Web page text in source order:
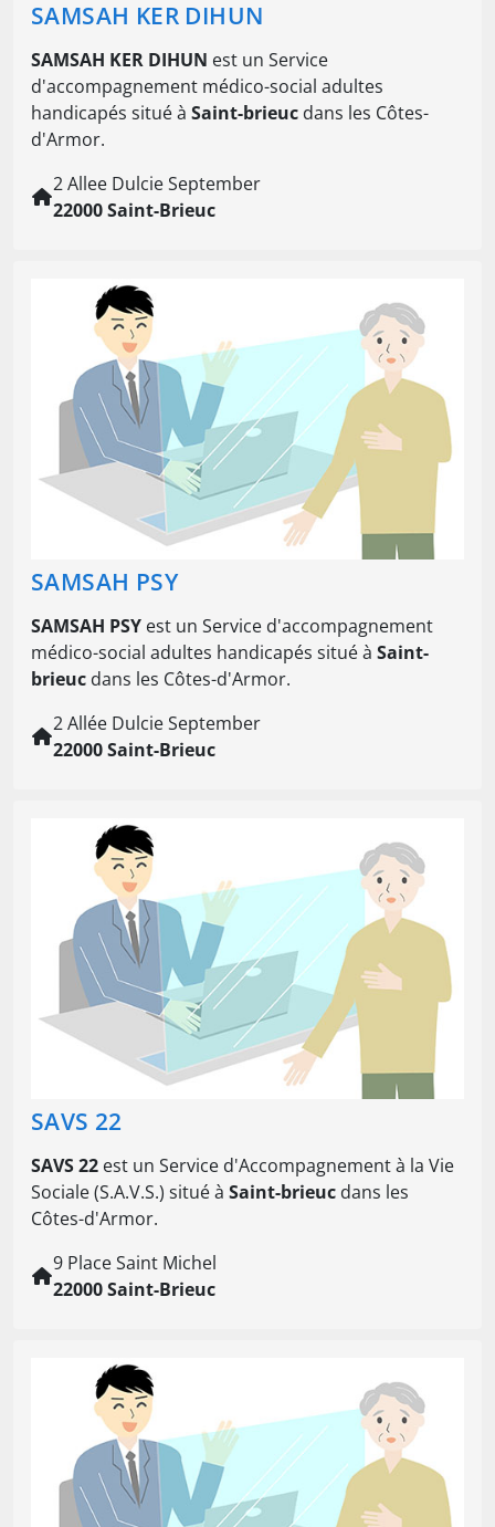
SAMSAH KER DIHUN
SAMSAH KER DIHUN est un Service
d'accompagnement médico-social adultes
handicapés situé à Saint-brieuc dans les Côtes-
d'Armor.
2 Allee Dulcie September
22000 Saint-Brieuc
SAMSAH PSY
SAMSAH PSY est un Service d'accompagnement
médico-social adultes handicapés situé à Saint-
brieuc dans les Côtes-d'Armor.
2 Allée Dulcie September
22000 Saint-Brieuc
SAVS 22
SAVS 22 est un Service d'Accompagnement à la Vie
Sociale (S.A.V.S.) situé à Saint-brieuc dans les
Côtes-d'Armor.
9 Place Saint Michel
22000 Saint-Brieuc